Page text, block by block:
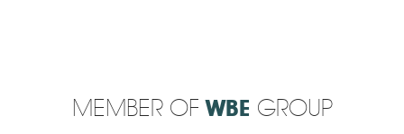
MEMBER OF WBE GROUP